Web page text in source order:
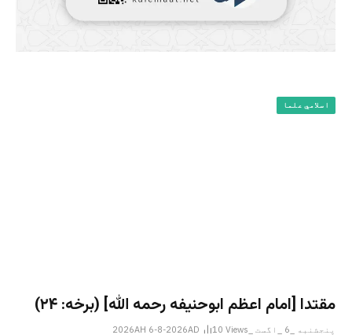
اسلامي علما
مقتدا [امام اعظم ابوحنیفه رحمه الله‎] (برخه: ۲۴)
پنجشنبه _6 _اگست _2026AH 6-8-2026AD 10 Views